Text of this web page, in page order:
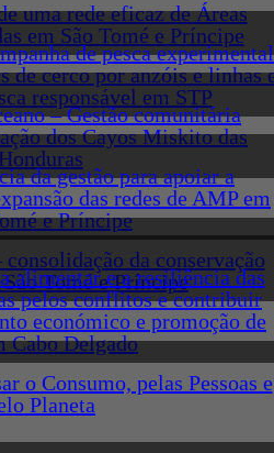
uma rede eficaz de Áreas
em São Tomé e Príncipe
de pesca experimental
de cerco por anzóis e linhas
responsável em STP
– Gestão comunitária
dos Cayos Miskito das
Honduras
da gestão para apoiar a
das redes de AMP em
e Príncipe
da conservação
Tomé e Príncipe
alimentar e a resiliência das
pelos conflitos e contribuir
económico e promoção de
Cabo Delgado
o Consumo, pelas Pessoas e
Planeta